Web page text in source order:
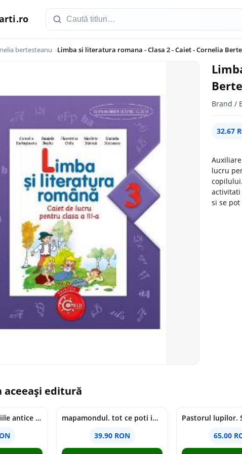
bertesteanu Limba si literatura romana - Clasa 2 - Caiet - Cornelia
Brand /
32.67
lucru
activitati
si se
aceeași editură
oamenii. civilizatiile antice si lucrurile uluitoare pe care le-au creat - jonny marx, charlie davis
mapamondul. tot ce poti invata dintr-o harta - raquel martin
39.90 RON
65.00